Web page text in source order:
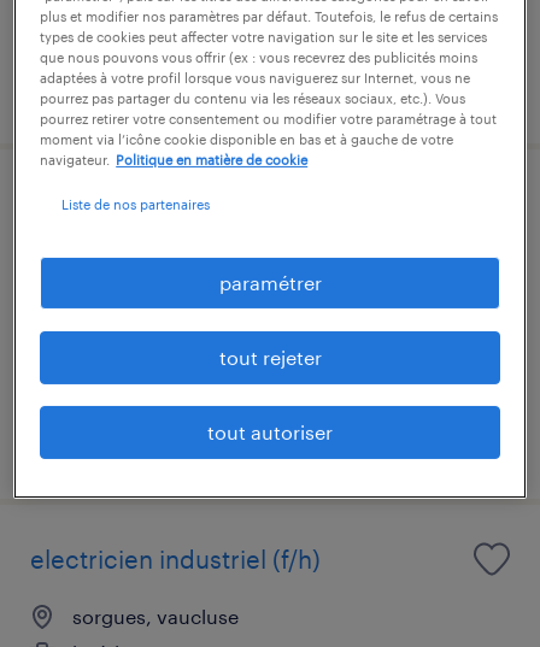
publié le 29 avril 2026
technicien de maintenance en
valréas, vaucluse
intérim
12,50 € par heure
publié le 4 juin 2026
electricien industriel (f/h)
sorgues, vaucluse
plus et modifier nos paramètres par défaut. Toutefois, le refus de certains
types de cookies peut affecter votre navigation sur le site et les services
que nous pouvons vous offrir (ex : vous recevrez des publicités moins
adaptées à votre profil lorsque vous naviguerez sur Internet, vous ne
pourrez pas partager du contenu via les réseaux sociaux, etc.). Vous
pourrez retirer votre consentement ou modifier votre paramétrage à tout
moment via l’icône cookie disponible en bas et à gauche de votre
navigateur.
Politique en matière de cookie
Liste de nos partenaires
paramétrer
tout rejeter
tout autoriser